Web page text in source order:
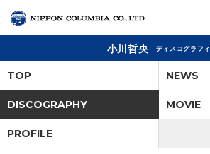
閉じる
アーティスト
小川哲央 ディスコグラフィ
TOP NEWS
DISCOGRAPHY MOVIE
PROFILE